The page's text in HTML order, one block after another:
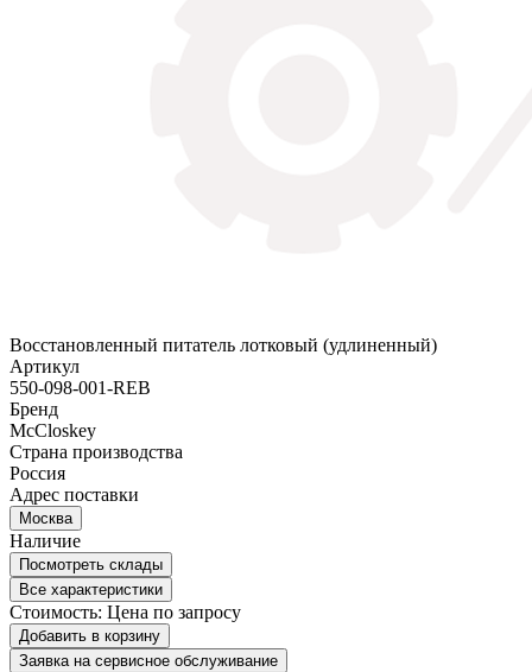
Восстановленный питатель лотковый (удлиненный)
Артикул
550-098-001-REB
Бренд
McCloskey
Страна производства
Россия
Адрес поставки
Москва
Наличие
Посмотреть склады
Все характеристики
Стоимость: Цена по запросу
Добавить в корзину
Заявка на сервисное обслуживание